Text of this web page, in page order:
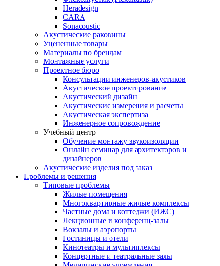
Heradesign
CARA
Sonacoustic
Акустические раковины
Уцененные товары
Материалы по брендам
Монтажные услуги
Проектное бюро
Консультации инженеров-акустиков
Акустическое проектирование
Акустический дизайн
Акустические измерения и расчеты
Акустическая экспертиза
Инженерное сопровождение
Учебный центр
Обучение монтажу звукоизоляции
Онлайн семинар для архитекторов и
дизайнеров
Акустические изделия под заказ
Проблемы и решения
Типовые проблемы
Жилые помещения
Многоквартирные жилые комплексы
Частные дома и коттеджи (ИЖС)
Лекционные и конференц-залы
Вокзалы и аэропорты
Гостиницы и отели
Кинотеатры и мультиплексы
Концертные и театральные залы